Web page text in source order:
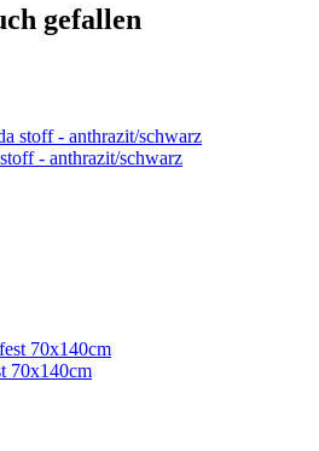
gefallen
- anthrazit/schwarz
70x140cm